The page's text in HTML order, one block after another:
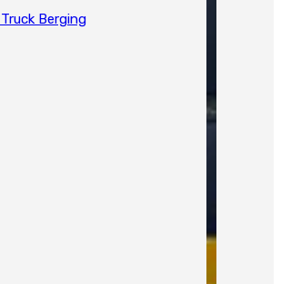
Berging